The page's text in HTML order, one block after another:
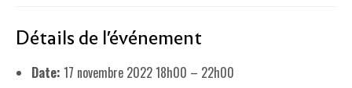
Détails de l'événement
Date: 17 novembre 2022 18h00 – 22h00